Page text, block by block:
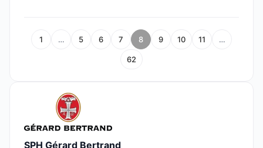
1 … 5 6 7 8 9 10 11 …
62
SPH Gérard Bertrand